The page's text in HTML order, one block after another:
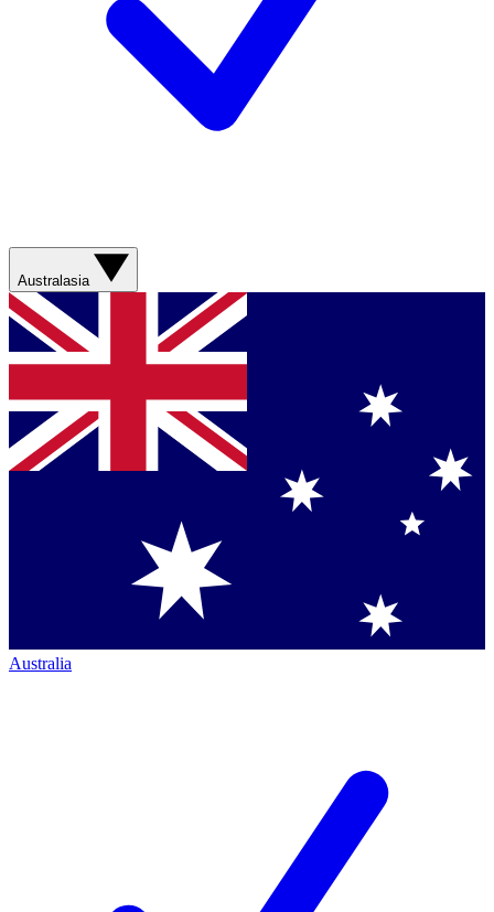
Australasia
Australia